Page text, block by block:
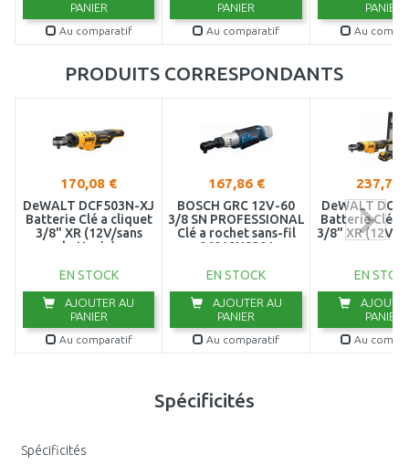
PANIER
Au comparatif
PANIER
Au comparatif
PANIER
Au
PRODUITS CORRESPONDANTS
170,08 €
DeWALT DCF503N-XJ
Batterie Clé a cliquet
3/8" XR (12V/sans
batterie)
EN STOCK
AJOUTER AU
PANIER
Au comparatif
167,86 €
BOSCH GRC 12V-60
3/8 SN PROFESSIONAL
Clé a rochet sans-fil
06019N8301
EN STOCK
AJOUTER AU
PANIER
Au comparatif
237,76
DeWALT
Batterie Clé a
3/8" XR (12V/
EN
PANIER
Au
Spécificités
Spécificités